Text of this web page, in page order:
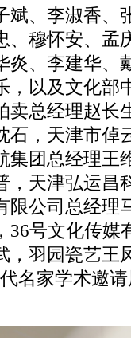
斌、李淑香、
、穆怀安、孟
炎、李建华、
，以及文化部
卖总经理赵长
石，天津市倬
集团总经理王
，天津弘运昌
限公司总经理
36号文化传媒
，羽园瓷艺王
名家学术邀请